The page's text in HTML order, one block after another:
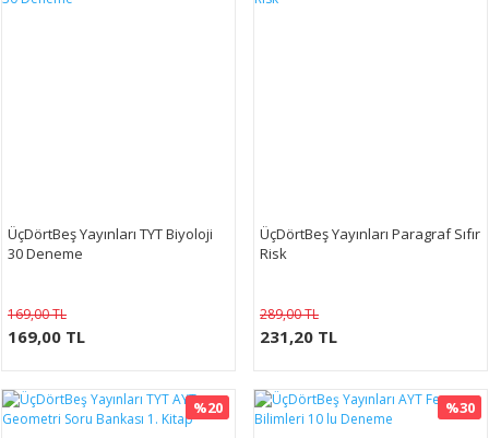
ÜçDörtBeş Yayınları TYT Biyoloji
30 Deneme
169,00 TL
169,00 TL
ÜçDörtBeş Yayınları Paragraf Sıfır
Risk
289,00 TL
231,20 TL
%20 %30